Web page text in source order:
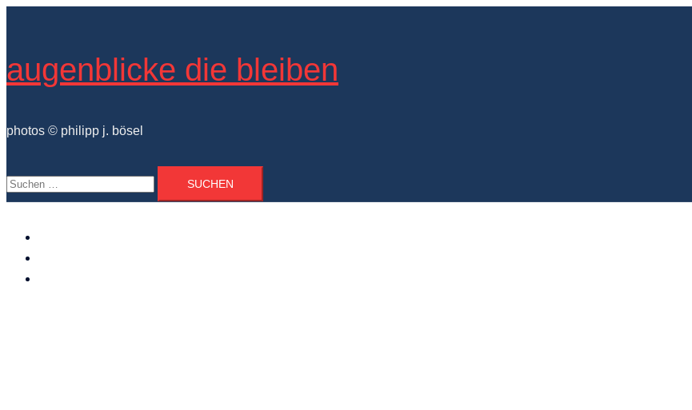
augenblicke die bleiben
photos © philipp j. bösel
Suchen
nach: